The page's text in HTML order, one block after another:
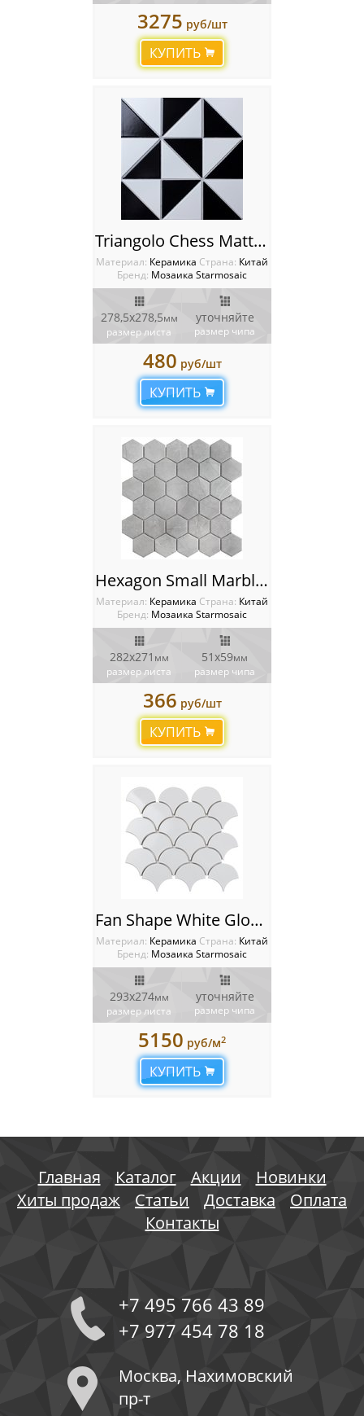
3275 руб/шт
КУПИТЬ
Triangolo Chess Matt. Мозаика Starmosaic Homework
Материал: Керамика Cтрана: Китай
Бренд: Мозаика Starmosaic
278,5x278,5мм
размер листа
уточняйте
размер чипа
480 руб/шт
КУПИТЬ
Hexagon Small Marble Grey Matt 51х59mm Мозаика Starmosaic Homework
Материал: Керамика Cтрана: Китай
Бренд: Мозаика Starmosaic
282х271 мм
размер листа
51х59мм
размер чипа
366 руб/шт
КУПИТЬ
Fan Shape White Glossy (BF1911) 90.5х83.5mm Мозаика Starmosaic Homework
Материал: Керамика Cтрана: Китай
Бренд: Мозаика Starmosaic
293x274мм
размер листа
уточняйте
размер чипа
5150 руб/м2
КУПИТЬ
Главная Каталог Акции
Новинки
Хиты продаж
Статьи Доставка
Оплата
Контакты
+7 495 766 43 89
+7 977 454 78 18
Москва, Нахимовский
пр-т